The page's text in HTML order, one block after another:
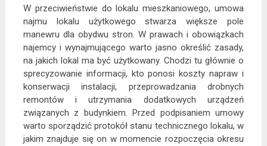
W przeciwieństwie do lokalu mieszkaniowego, umowa
najmu lokalu użytkowego stwarza większe pole
manewru dla obydwu stron. W prawach i obowiązkach
najemcy i wynajmującego warto jasno określić zasady,
na jakich lokal ma być użytkowany. Chodzi tu głównie o
sprecyzowanie informacji, kto ponosi koszty napraw i
konserwacji instalacji, przeprowadzania drobnych
remontów i utrzymania dodatkowych urządzeń
związanych z budynkiem. Przed podpisaniem umowy
warto sporządzić protokół stanu technicznego lokalu, w
jakim znajduje się on w momencie rozpoczęcia okresu